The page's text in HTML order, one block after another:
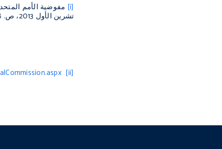
[i]
تشرين الأول 2013، ص. 8
[ii]